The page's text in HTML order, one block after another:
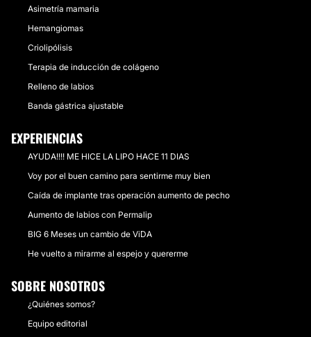
Asimetría mamaria
Hemangiomas
Criolipólisis
Terapia de inducción de colágeno
Relleno de labios
Banda gástrica ajustable
EXPERIENCIAS
AYUDA!!!! ME HICE LA LIPO HACE 11 DIAS
Voy por el buen camino para sentirme muy bien
Caída de implante tras operación aumento de pecho
Aumento de labios con Permalip
BIG 6 Meses un cambio de ViDA
He vuelto a mirarme al espejo y quererme
SOBRE NOSOTROS
¿Quiénes somos?
Equipo editorial